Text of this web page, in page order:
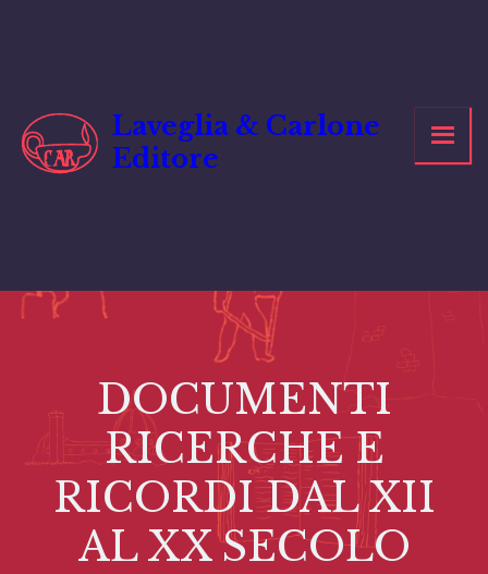
Laveglia & Carlone
Editore
DOCUMENTI
RICERCHE E
RICORDI DAL XII
AL XX SECOLO